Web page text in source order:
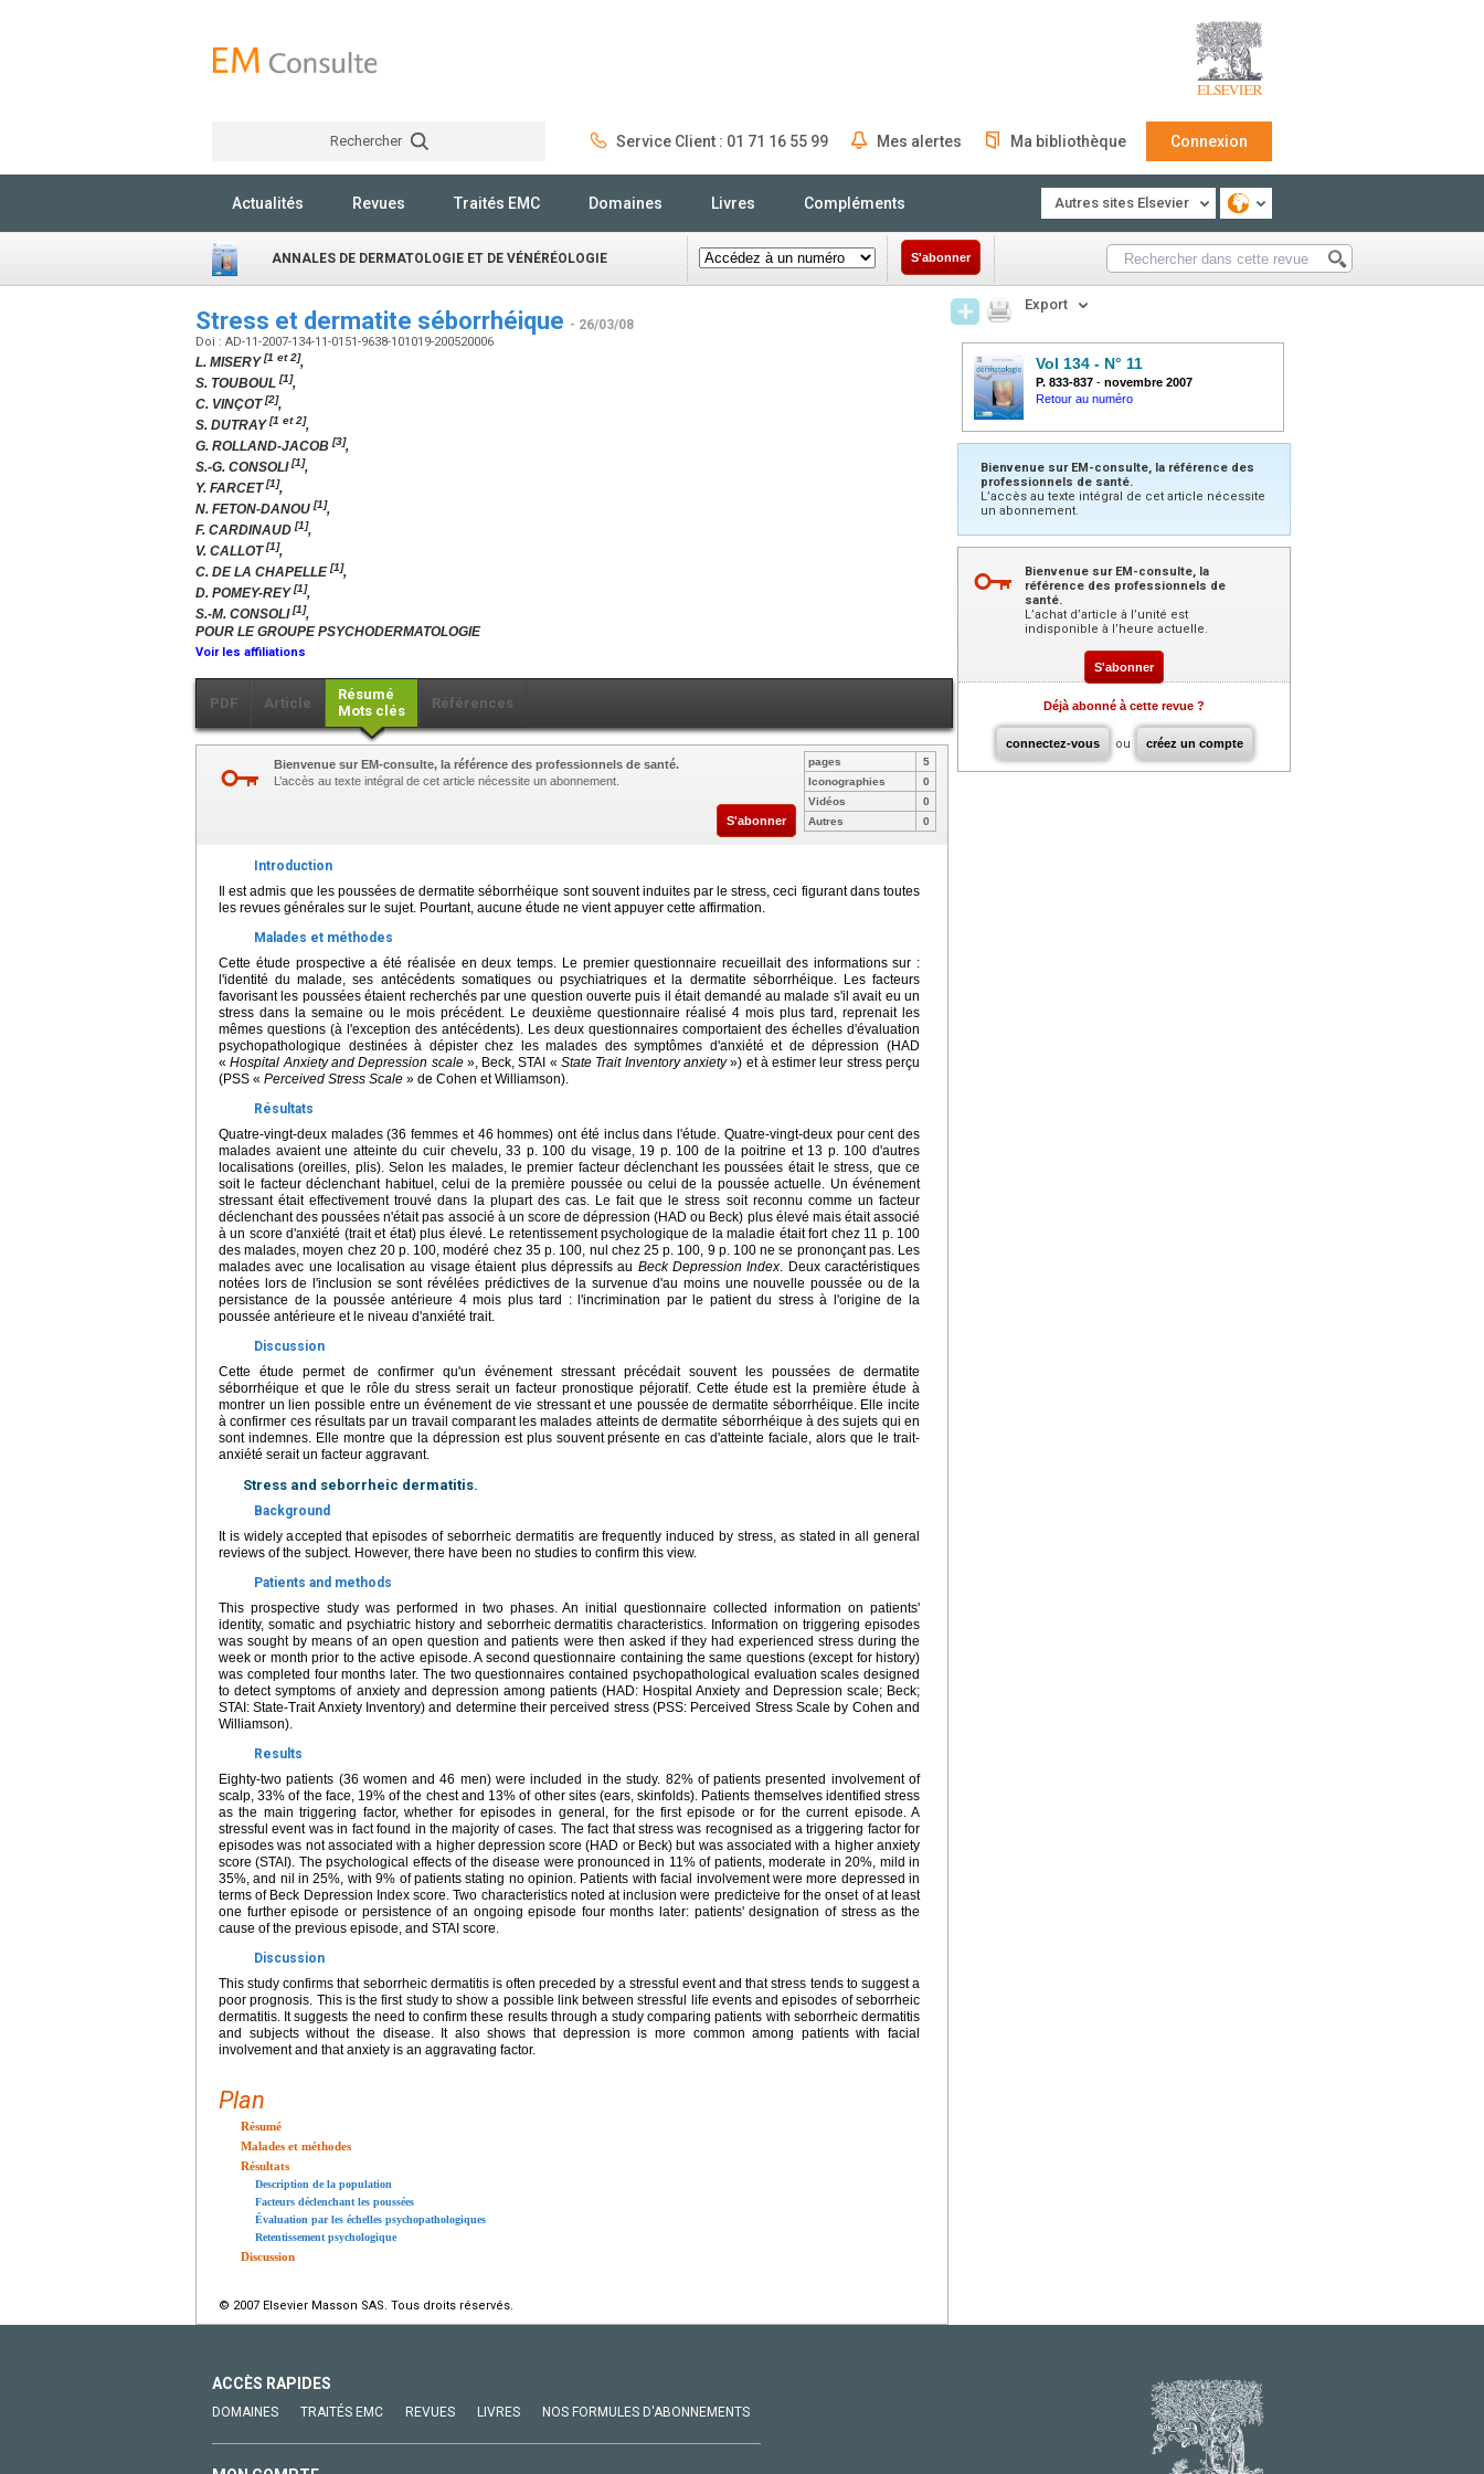
Rechercher Service Client : 01 71 16 55 99 Mes alertes Ma bibliothèque Connexion
Actualités Revues Traités EMC Domaines Livres Compléments Autres sites Elsevier
ANNALES DE DERMATOLOGIE ET DE VÉNÉRÉOLOGIE S'abonner
Stress et dermatite séborrhéique - 26/03/08
Doi : AD-11-2007-134-11-0151-9638-101019-200520006
L. MISERY[1 et 2],
S. TOUBOUL [1],
C. VINÇOT[2],
S. DUTRAY[1 et 2],
G. ROLLAND-JACOB [3],
S.-G. CONSOLI[1],
Y. FARCET[1],
N. FETON-DANOU [1],
F. CARDINAUD [1],
V. CALLOT[1],
C. DE LA CHAPELLE[1],
D. POMEY-REY[1],
S.-M. CONSOLI[1],
POUR LE GROUPE PSYCHODERMATOLOGIE
Voir les affiliations
PDF Article
Résumé
Mots clés
Références
Bienvenue sur EM-consulte, la référence des professionnels de santé.
L’accès au texte intégral de cet article nécessite un abonnement.
S'abonner
pages
5
Iconographies
0
Vidéos
0
Autres
0
Introduction
Il est admis que les poussées de dermatite séborrhéique sont souvent induites par le stress, ceci figurant dans toutes
les revues générales sur le sujet. Pourtant, aucune étude ne vient appuyer cette affirmation.
Malades et méthodes
Cette étude prospective a été réalisée en deux temps. Le premier questionnaire recueillait des informations sur :
l'identité du malade, ses antécédents somatiques ou psychiatriques et la dermatite séborrhéique. Les facteurs
favorisant les poussées étaient recherchés par une question ouverte puis il était demandé au malade s'il avait eu un
stress dans la semaine ou le mois précédent. Le deuxième questionnaire réalisé 4 mois plus tard, reprenait les
mêmes questions (à l'exception des antécédents). Les deux questionnaires comportaient des échelles d'évaluation
psychopathologique destinées à dépister chez les malades des symptômes d'anxiété et de dépression (HAD
«Hospital Anxiety and Depression scale», Beck, STAI «State Trait Inventory anxiety») et à estimer leur stress perçu
(PSS « Perceived Stress Scale » de Cohen et Williamson).
Résultats
Quatre-vingt-deux malades (36 femmes et 46 hommes) ont été inclus dans l'étude. Quatre-vingt-deux pour cent des
malades avaient une atteinte du cuir chevelu, 33 p. 100 du visage, 19 p. 100 de la poitrine et 13 p. 100 d'autres
localisations (oreilles, plis). Selon les malades, le premier facteur déclenchant les poussées était le stress, que ce
soit le facteur déclenchant habituel, celui de la première poussée ou celui de la poussée actuelle. Un événement
stressant était effectivement trouvé dans la plupart des cas. Le fait que le stress soit reconnu comme un facteur
déclenchant des poussées n'était pas associé à un score de dépression (HAD ou Beck) plus élevé mais était associé
à un score d'anxiété (trait et état) plus élevé. Le retentissement psychologique de la maladie était fort chez 11 p. 100
des malades, moyen chez 20 p. 100, modéré chez 35 p. 100, nul chez 25 p. 100, 9 p. 100 ne se prononçant pas. Les
malades avec une localisation au visage étaient plus dépressifs au Beck Depression Index. Deux caractéristiques
notées lors de l'inclusion se sont révélées prédictives de la survenue d'au moins une nouvelle poussée ou de la
persistance de la poussée antérieure 4 mois plus tard : l'incrimination par le patient du stress à l'origine de la
poussée antérieure et le niveau d'anxiété trait.
Discussion
Cette étude permet de confirmer qu'un événement stressant précédait souvent les poussées de dermatite
séborrhéique et que le rôle du stress serait un facteur pronostique péjoratif. Cette étude est la première étude à
montrer un lien possible entre un événement de vie stressant et une poussée de dermatite séborrhéique. Elle incite
à confirmer ces résultats par un travail comparant les malades atteints de dermatite séborrhéique à des sujets qui en
sont indemnes. Elle montre que la dépression est plus souvent présente en cas d'atteinte faciale, alors que le trait-
anxiété serait un facteur aggravant.
Stress and seborrheic dermatitis.
Background
It is widely accepted that episodes of seborrheic dermatitis are frequently induced by stress, as stated in all general
reviews of the subject. However, there have been no studies to confirm this view.
Patients and methods
This prospective study was performed in two phases. An initial questionnaire collected information on patients'
identity, somatic and psychiatric history and seborrheic dermatitis characteristics. Information on triggering episodes
was sought by means of an open question and patients were then asked if they had experienced stress during the
week or month prior to the active episode. A second questionnaire containing the same questions (except for history)
was completed four months later. The two questionnaires contained psychopathological evaluation scales designed
to detect symptoms of anxiety and depression among patients (HAD: Hospital Anxiety and Depression scale; Beck;
STAI: State-Trait Anxiety Inventory) and determine their perceived stress (PSS: Perceived Stress Scale by Cohen and
Williamson).
Results
Eighty-two patients (36 women and 46 men) were included in the study. 82% of patients presented involvement of
scalp, 33% of the face, 19% of the chest and 13% of other sites (ears, skinfolds). Patients themselves identified stress
as the main triggering factor, whether for episodes in general, for the first episode or for the current episode. A
stressful event was in fact found in the majority of cases. The fact that stress was recognised as a triggering factor for
episodes was not associated with a higher depression score (HAD or Beck) but was associated with a higher anxiety
score (STAI). The psychological effects of the disease were pronounced in 11% of patients, moderate in 20%, mild in
35%, and nil in 25%, with 9% of patients stating no opinion. Patients with facial involvement were more depressed in
terms of Beck Depression Index score. Two characteristics noted at inclusion were predicteive for the onset of at least
one further episode or persistence of an ongoing episode four months later: patients' designation of stress as the
cause of the previous episode, and STAI score.
Discussion
This study confirms that seborrheic dermatitis is often preceded by a stressful event and that stress tends to suggest a
poor prognosis. This is the first study to show a possible link between stressful life events and episodes of seborrheic
dermatitis. It suggests the need to confirm these results through a study comparing patients with seborrheic dermatitis
and subjects without the disease. It also shows that depression is more common among patients with facial
involvement and that anxiety is an aggravating factor.
Plan
Résumé
Malades et méthodes
Résultats
Description de la population
Facteurs déclenchant les poussées
Évaluation par les échelles psychopathologiques
Retentissement psychologique
Discussion
© 2007 Elsevier Masson SAS. Tous droits réservés.
Export
Vol 134 - N° 11
P. 833-837 - novembre 2007
Retour au numéro
Bienvenue sur EM-consulte, la référence des
professionnels de santé.
L’accès au texte intégral de cet article nécessite
un abonnement.
Bienvenue sur EM-consulte, la
référence des professionnels de
santé.
L’achat d’article à l’unité est
indisponible à l’heure actuelle.
S'abonner
Déjà abonné à cette revue ?
connectez-vous ou créez un compte
ACCÈS RAPIDES
DOMAINES TRAITÉS EMC REVUES LIVRES NOS FORMULES D'ABONNEMENTS